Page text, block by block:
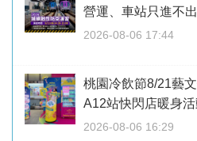
營運、車站只進不
2026-08-06 17:44
桃園冷飲節8/21藝
A12站快閃店暖身
2026-08-06 16:29